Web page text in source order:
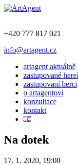
+420 777 817 021
info@artagent.cz
artagent aktuálně
zastupované
zastupovaní herci
o artagentovi
konzultace
kontakt
Na dotek
17. 1. 2020, 19:00